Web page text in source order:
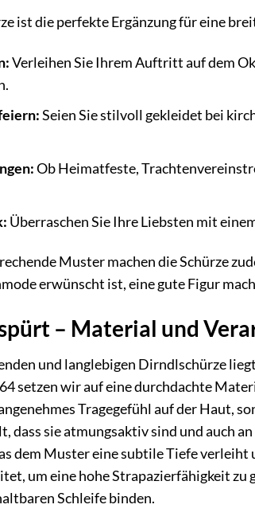
ist die perfekte Ergänzung für eine
Verleihen Sie Ihrem Auftritt auf dem
Seien Sie stilvoll gekleidet bei
Ob Heimatfeste,
Überraschen Sie Ihre Liebsten mit
Muster machen die Schürze
erwünscht ist, eine gute Figur
– Material und
und langlebigen Dirndlschürze
setzen wir auf eine durchdachte
Tragegefühl auf der Haut,
dass sie atmungsaktiv sind und auch
dem Muster eine subtile Tiefe
um eine hohe Strapazierfähigkeit
Schleife binden.